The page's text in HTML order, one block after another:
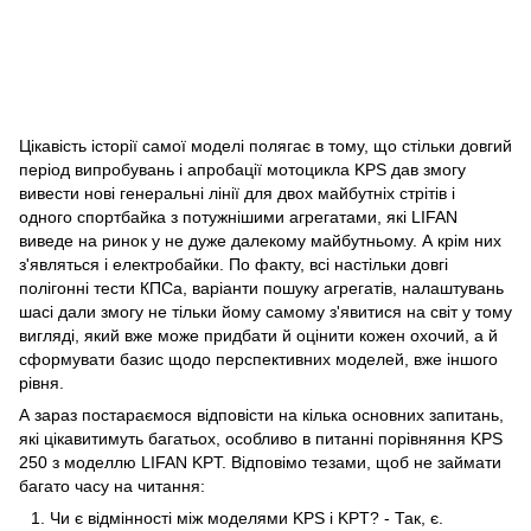
Цікавість історії самої моделі полягає в тому, що стільки довгий
період випробувань і апробації мотоцикла KPS дав змогу
вивести нові генеральні лінії для двох майбутніх стрітів і
одного спортбайка з потужнішими агрегатами, які LIFAN
виведе на ринок у не дуже далекому майбутньому. А крім них
з'являться і електробайки. По факту, всі настільки довгі
полігонні тести КПСа, варіанти пошуку агрегатів, налаштувань
шасі дали змогу не тільки йому самому з'явитися на світ у тому
вигляді, який вже може придбати й оцінити кожен охочий, а й
сформувати базис щодо перспективних моделей, вже іншого
рівня.
А зараз постараємося відповісти на кілька основних запитань,
які цікавитимуть багатьох, особливо в питанні порівняння KPS
250 з моделлю LIFAN KPT. Відповімо тезами, щоб не займати
багато часу на читання:
Чи є відмінності між моделями KPS і KPT? - Так, є.